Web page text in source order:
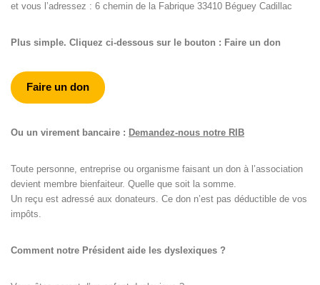
et vous l’adressez : 6 chemin de la Fabrique 33410 Béguey Cadillac
Plus simple. Cliquez ci-dessous sur le bouton : Faire un don
Faire un don
Ou un virement bancaire : Demandez-nous notre RIB
Toute personne, entreprise ou organisme faisant un don à l’association
devient membre bienfaiteur. Quelle que soit la somme.
Un reçu est adressé aux donateurs. Ce don n’est pas déductible de vos
impôts.
Comment notre Président aide les dyslexiques ?